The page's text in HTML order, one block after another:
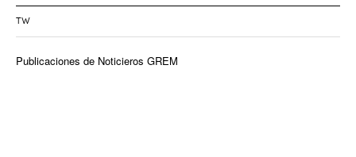
TW
Publicaciones de Noticieros GREM